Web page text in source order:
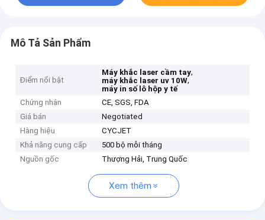
Mô Tả Sản Phẩm
Điểm nổi bật
Máy khắc laser cầm tay,
máy khắc laser uv 10W,
máy in số lô hộp y tế
Chứng nhận
CE, SGS, FDA
Giá bán
Negotiated
Hàng hiệu
CYCJET
Khả năng cung cấp
500 bộ mỗi tháng
Nguồn gốc
Thượng Hải, Trung Quốc
Xem thêm